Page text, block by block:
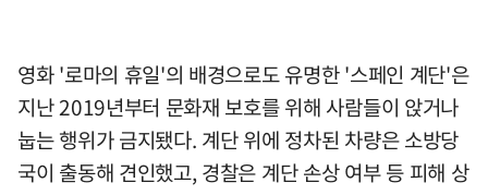
영화 '로마의 휴일'의 배경으로도 유명한 '스페인 계단'은
지난 2019년부터 문화재 보호를 위해 사람들이 앉거나
눕는 행위가 금지됐다. 계단 위에 정차된 차량은 소방당
국이 출동해 견인했고, 경찰은 계단 손상 여부 등 피해 상